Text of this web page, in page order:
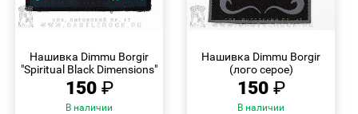
Нашивка Dimmu Borgir
"Spiritual Black Dimensions"
150 ₽
В наличии
Нашивка Dimmu Borgir
(лого серое)
150 ₽
В наличии